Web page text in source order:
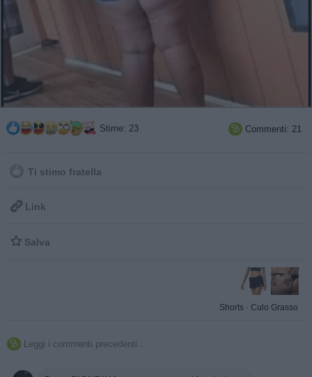
Stime: 23  Commenti: 21
Ti stimo fratella
 Link
 Salva
Shorts · Culo Grasso
 Leggi i commenti precedenti...